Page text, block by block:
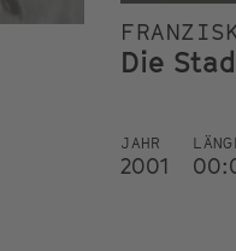
Die
JAHR
2001